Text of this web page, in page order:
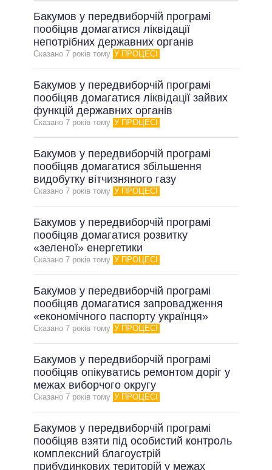
Бакумов у передвиборчій програмі
пообіцяв домагатися ліквідації
непотрібних державних органів
Сказано 7 рокiв тому У ПРОЦЕСІ
Бакумов у передвиборчій програмі
пообіцяв домагатися ліквідації зайвих
функцій державних органів
Сказано 7 рокiв тому У ПРОЦЕСІ
Бакумов у передвиборчій програмі
пообіцяв домагатися збільшення
видобутку вітчизняного газу
Сказано 7 рокiв тому У ПРОЦЕСІ
Бакумов у передвиборчій програмі
пообіцяв домагатися розвитку
«зеленої» енергетики
Сказано 7 рокiв тому У ПРОЦЕСІ
Бакумов у передвиборчій програмі
пообіцяв домагатися запровадження
«економічного паспорту українця»
Сказано 7 рокiв тому У ПРОЦЕСІ
Бакумов у передвиборчій програмі
пообіцяв опікуватись ремонтом доріг у
межах виборчого округу
Сказано 7 рокiв тому У ПРОЦЕСІ
Бакумов у передвиборчій програмі
пообіцяв взяти під особистий контроль
комплексний благоустрій
прибудинкових територій у межах